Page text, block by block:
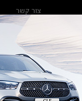
וחשמל
צור קשר